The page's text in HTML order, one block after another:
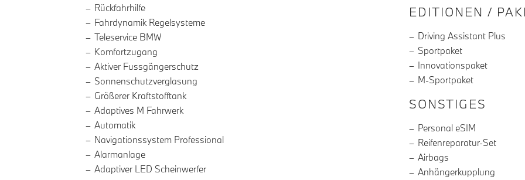
Rückfahrhilfe
Fahrdynamik Regelsysteme
Teleservice BMW
Komfortzugang
Aktiver Fussgängerschutz
Sonnenschutzverglasung
Größerer Kraftstofftank
Adaptives M Fahrwerk
Automatik
Navigationssystem Professional
Alarmanlage
Adaptiver LED Scheinwerfer
EDITIONEN /
Driving Assistant Plus
Sportpaket
Innovationspaket
M-Sportpaket
SONSTIGES
Personal eSIM
Reifenreparatur-Set
Airbags
Anhängerkupplung